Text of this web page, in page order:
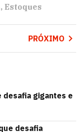
Estoques
PRÓXIMO
desafia gigantes e
desafia